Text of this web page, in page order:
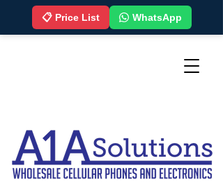
📋 Price List WhatsApp